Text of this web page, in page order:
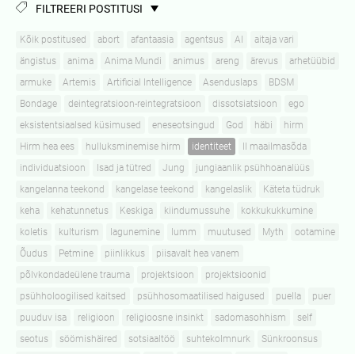
FILTREERI POSTITUSI
Kõik postitused abort afantaasia agentsus AI
aitaja vari
ängistus
anima Anima Mundi animus areng ärevus
arhetüübid
armuke
Artemis Artificial Intelligence Asenduslaps
BDSM
Bondage
deintegratsioon-reintegratsioon dissotsiatsioon
ego
eksistentsiaalsed küsimused
eneseotsingud God häbi
hirm
Hirm hea ees
hulluksminemise hirm identiteet
II maailmasõda
individuatsioon
Isad ja tütred Jung
jungiaanlik psühhoanalüüs
kangelanna teekond
kangelase teekond kangelaslik
Käteta tüdruk
keha
kehatunnetus Keskiga kiindumussuhe
kokkukukkumine
koletis
kulturism lagunemine lumm muutused Myth
ootamine
Õudus
Petmine piinlikkus
piisavalt hea vanem
põlvkondadeülene trauma
projektsioon
projektsioonid
psühholoogilised kaitsed
psühhosomaatilised haigused puella
puer
puuduv isa
religioon religioosne insinkt sadomasohhism
self
seotus
söömishäired sotsiaaltöö suhtekolmnurk
Sünkroonsus